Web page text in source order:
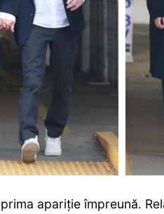
apariție împreună.